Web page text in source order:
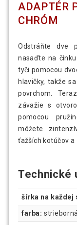
ADAPTÉR
CHRÓM
Odstráňte dve
nasaďte na
tyči pomocou
hlavičky, takže
povrchom.
závažie s
pomocou
môžete
ťažších kotúčov a
Technické
šírka na každej
farba: